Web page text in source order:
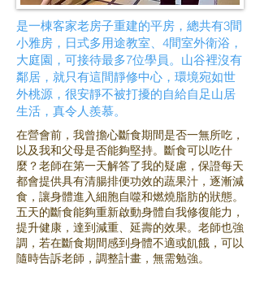
是一棟客家老房子重建的平房，總共有3間
小雅房，日式多用途教室、4間室外衛浴，
大庭園，可接待最多7位學員。山谷裡沒有
鄰居，就只有這間靜修中心，環境宛如世
外桃源，很安靜不被打擾的自給自足山居
生活，真令人羨慕。
在營會前，我曾擔心斷食期間是否一無所吃，
以及我和父母是否能夠堅持。斷食可以吃什
麼？老師在第一天解答了我的疑慮，保證每天
都會提供具有清腸排便功效的蔬果汁，逐漸減
食，讓身體進入細胞自噬和燃燒脂肪的狀態。
五天的斷食能夠重新啟動身體自我修復能力，
提升健康，達到減重、延壽的效果。老師也強
調，若在斷食期間感到身體不適或飢餓，可以
隨時告訴老師，調整計畫，無需勉強。